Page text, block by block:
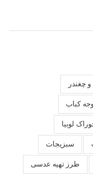
چغندر
کباب
لوبیا
سبزیجات
طرز تهیه عدسی